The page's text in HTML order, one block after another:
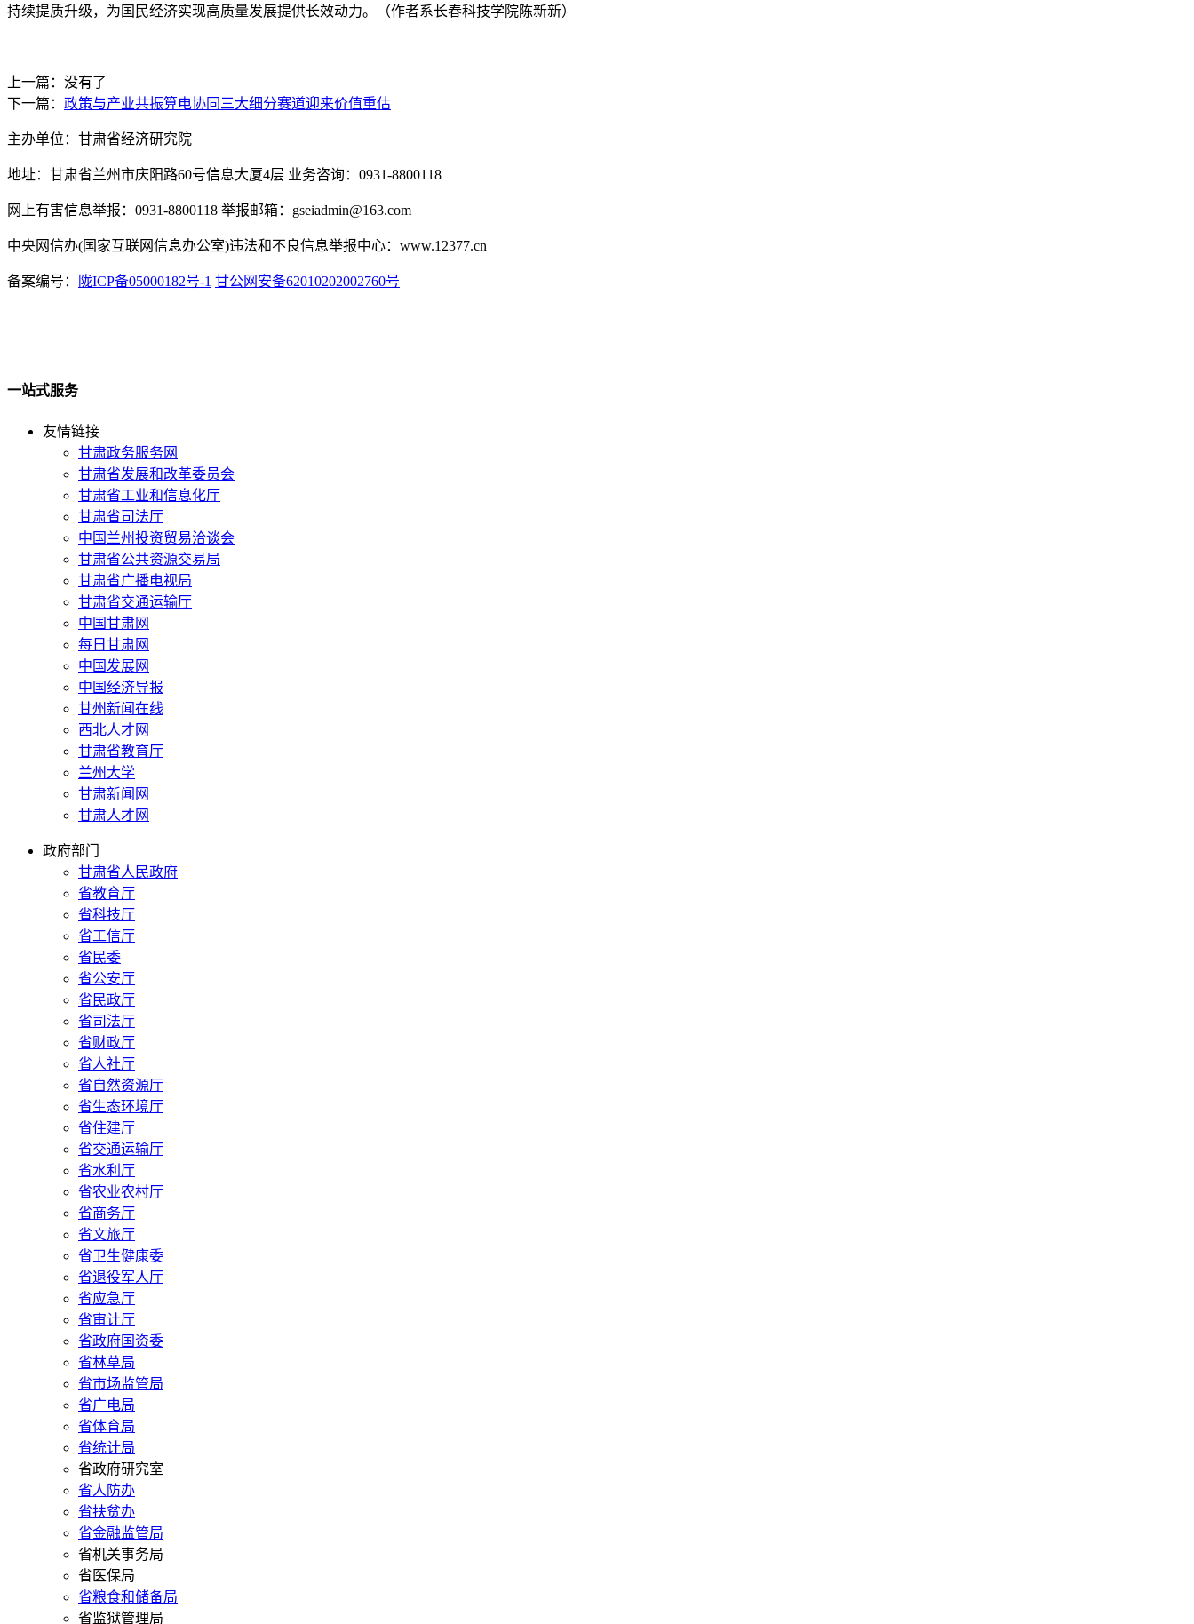
持续提质升级，为国民经济实现高质量发展提供长效动力。（作者系长春科技学院陈新新）
上一篇：没有了
下一篇： 政策与产业共振算电协同三大细分赛道迎来价值重估
主办单位：甘肃省经济研究院
地址：甘肃省兰州市庆阳路60号信息大厦4层 业务咨询：0931-8800118
网上有害信息举报：0931-8800118 举报邮箱：gseiadmin@163.com
中央网信办(国家互联网信息办公室)违法和不良信息举报中心：www.12377.cn
备案编号： 陇ICP备05000182号-1 甘公网安备62010202002760号
一站式服务
友情链接
甘肃政务服务网
甘肃省发展和改革委员会
甘肃省工业和信息化厅
甘肃省司法厅
中国兰州投资贸易洽谈会
甘肃省公共资源交易局
甘肃省广播电视局
甘肃省交通运输厅
中国甘肃网
每日甘肃网
中国发展网
中国经济导报
甘州新闻在线
西北人才网
甘肃省教育厅
兰州大学
甘肃新闻网
甘肃人才网
政府部门
甘肃省人民政府
省教育厅
省科技厅
省工信厅
省民委
省公安厅
省民政厅
省司法厅
省财政厅
省人社厅
省自然资源厅
省生态环境厅
省住建厅
省交通运输厅
省水利厅
省农业农村厅
省商务厅
省文旅厅
省卫生健康委
省退役军人厅
省应急厅
省审计厅
省政府国资委
省林草局
省市场监管局
省广电局
省体育局
省统计局
省政府研究室
省人防办
省扶贫办
省金融监管局
省机关事务局
省医保局
省粮食和储备局
省监狱管理局